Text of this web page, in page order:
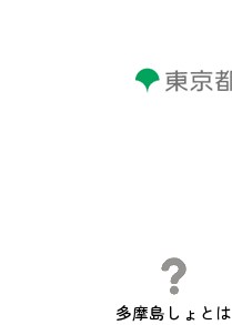
多摩島しょとは